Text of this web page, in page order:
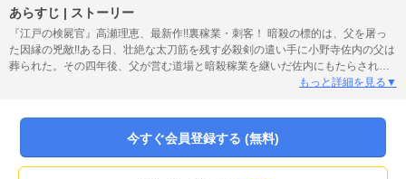
あらすじ | ストーリー
『江戸の検屍官』高瀬理恵、最新作!!裏稼業・刺客！ 暗殺の標的は、父を屠っ
た因縁の兇敵!!ある日、壮絶な太刀筋を残す必殺剣の遣い手に小野寺佐内の父は
葬られた。その四年後、父が営む道場と暗殺稼業を継いだ佐内にもたらされた
依頼は――父を葬った刺客の暗殺であった。敵に対する怯えと恐怖に打ち克
代剣戟、第1巻!!
もっと詳細を見る▼
今すぐ会員登録する (無料)